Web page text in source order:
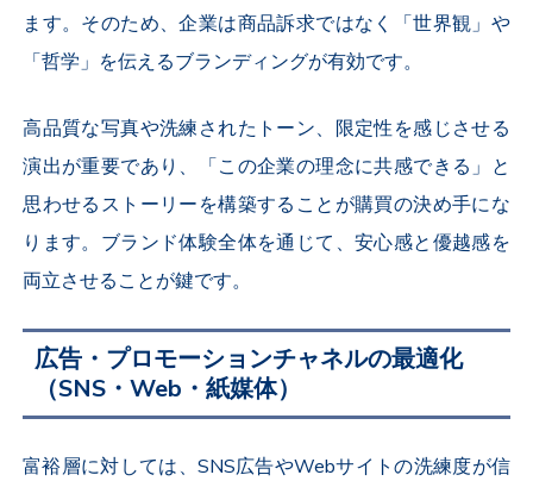
ます。そのため、企業は商品訴求ではなく「世界観」や
「哲学」を伝えるブランディングが有効です。
高品質な写真や洗練されたトーン、限定性を感じさせる
演出が重要であり、「この企業の理念に共感できる」と
思わせるストーリーを構築することが購買の決め手にな
ります。ブランド体験全体を通じて、安心感と優越感を
両立させることが鍵です。
広告・プロモーションチャネルの最適化
（SNS・Web・紙媒体）
富裕層に対しては、SNS広告やWebサイトの洗練度が信